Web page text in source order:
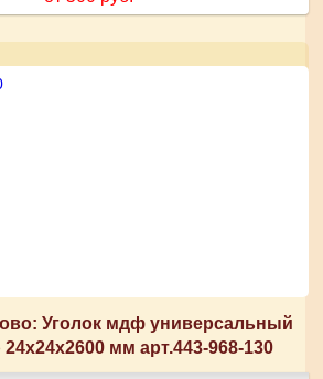
Уголок мдф универсальный
24x24x2600 мм арт.443-968-130